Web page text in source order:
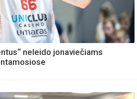
neleido jonaviečiams